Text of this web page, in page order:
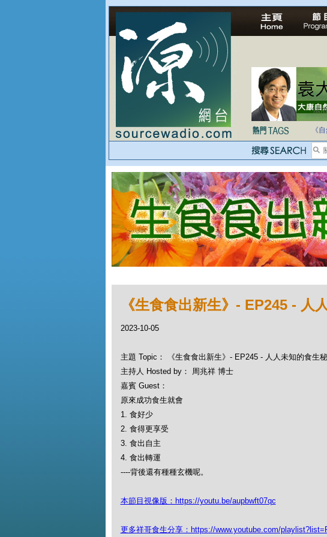
法
自
《
《生食食出新生》- EP245 - 人
2023-10-05
主題 Topic： 《生食食出新生》- EP245 - 人人未知的食生
主持人 Hosted by： 周兆祥 博士
嘉賓 Guest：
原來成功食生就會
1. 食好少
2. 食得更享受
3. 食出自主
4. 食出轉運
----背後還有種種玄機呢。
本節目視像版：https://youtu.be/aupbwft07qc
更多祥哥食生分享：https://www.youtube.com/